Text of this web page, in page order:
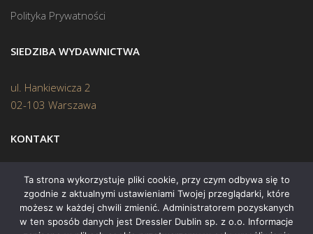
Polityka Prywatności
SIEDZIBA WYDAWNICTWA
ul. Hankiewicza 2
02-103 Warszawa
KONTAKT
Biuro: (22) 45 70 402
Mail:biuro@swiatksiazki.pl
Ta strona wykorzystuje pliki cookie, przy czym odbywa się to
zgodnie z aktualnymi ustawieniami Twojej przeglądarki, które
możesz w każdej chwili zmienić. Administratorem pozyskanych
w ten sposób danych jest Dressler Dublin sp. z o.o. Informacje